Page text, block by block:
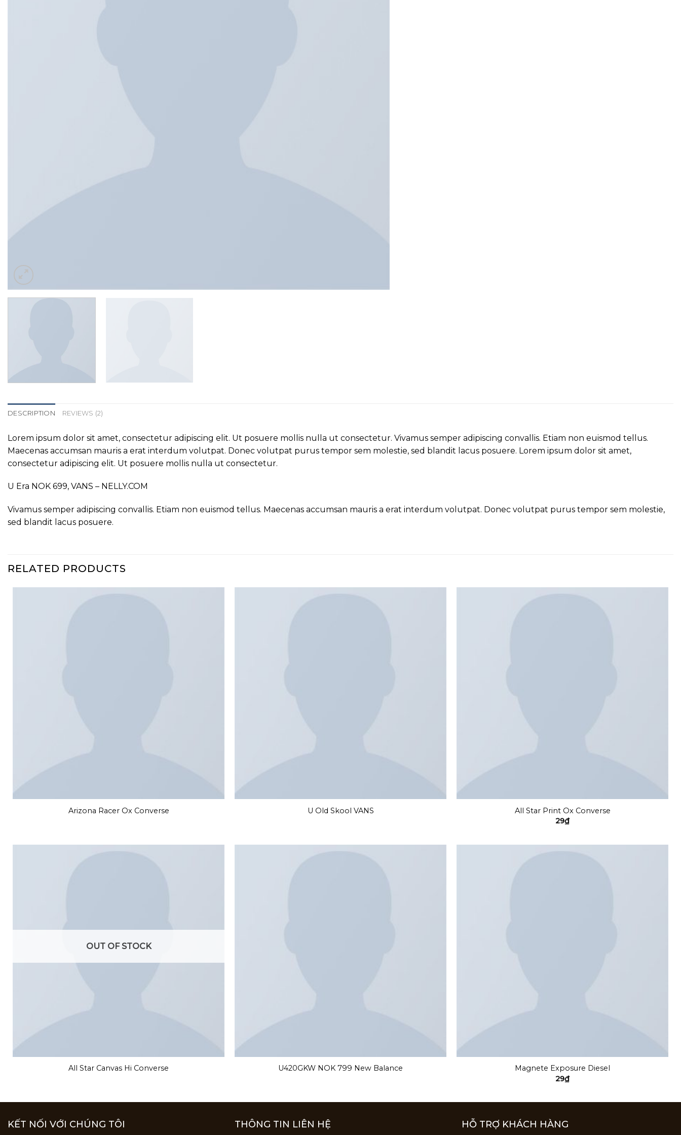
DESCRIPTION REVIEWS (2)
Lorem ipsum dolor sit amet, consectetur adipiscing elit. Ut posuere mollis nulla ut consectetur. Vivamus semper adipiscing convallis. Etiam non euismod tellus.
Maecenas accumsan mauris a erat interdum volutpat. Donec volutpat purus tempor sem molestie, sed blandit lacus posuere. Lorem ipsum dolor sit amet,
consectetur adipiscing elit. Ut posuere mollis nulla ut consectetur.
U Era NOK 699, VANS – NELLY.COM
Vivamus semper adipiscing convallis. Etiam non euismod tellus. Maecenas accumsan mauris a erat interdum volutpat. Donec volutpat purus tempor sem molestie,
sed blandit lacus posuere.
RELATED PRODUCTS
Arizona Racer Ox Converse U Old Skool VANS
All Star Print Ox Converse
29₫
OUT OF STOCK
All Star Canvas Hi Converse U420GKW NOK 799 New Balance
Magnete Exposure Diesel
29₫
KẾT NỐI VỚI CHÚNG TÔI THÔNG TIN LIÊN HỆ HỖ TRỢ KHÁCH HÀNG